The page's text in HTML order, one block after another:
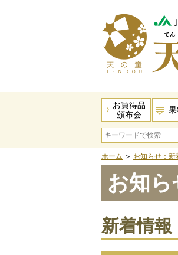
お買得品
頒布会
ホーム ＞ お知らせ：新
お知ら
新着情報